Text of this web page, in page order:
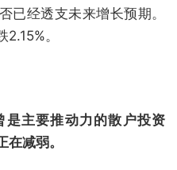
已经透支未来增长预期。
。
是主要推动力的散户投资
减弱。